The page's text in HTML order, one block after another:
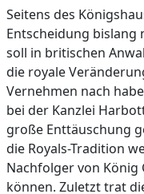
Seitens des
Entscheidung
soll in britischen
die royale
Vernehmen nach
bei der Kanzlei
große Enttäuschung
die Royals-Tradition
Nachfolger von König
können. Zuletzt trat